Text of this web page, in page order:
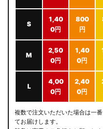
S
1,40
0円
800
円
M
2,50
0円
1,40
0円
L
4,00
0円
2,40
0円
複数で注文いただいた場合は一
てお届けします。